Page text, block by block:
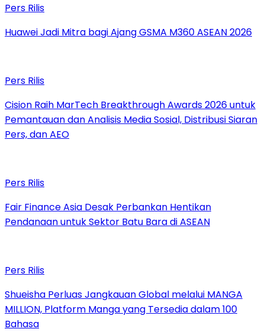
Pers Rilis
Huawei Jadi Mitra bagi Ajang GSMA M360 ASEAN 2026
Pers Rilis
Cision Raih MarTech Breakthrough Awards 2026 untuk
Pemantauan dan Analisis Media Sosial, Distribusi Siaran
Pers, dan AEO
Pers Rilis
Fair Finance Asia Desak Perbankan Hentikan
Pendanaan untuk Sektor Batu Bara di ASEAN
Pers Rilis
Shueisha Perluas Jangkauan Global melalui MANGA
MILLION, Platform Manga yang Tersedia dalam 100
Bahasa